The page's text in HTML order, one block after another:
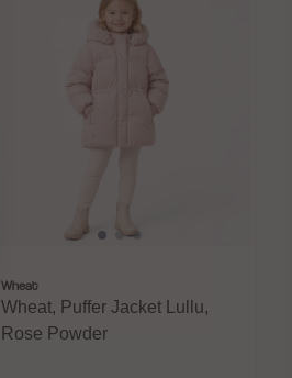
Wheat
Wheat, Puffer Jacket Lullu,
Rose Powder